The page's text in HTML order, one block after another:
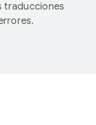
traducciones